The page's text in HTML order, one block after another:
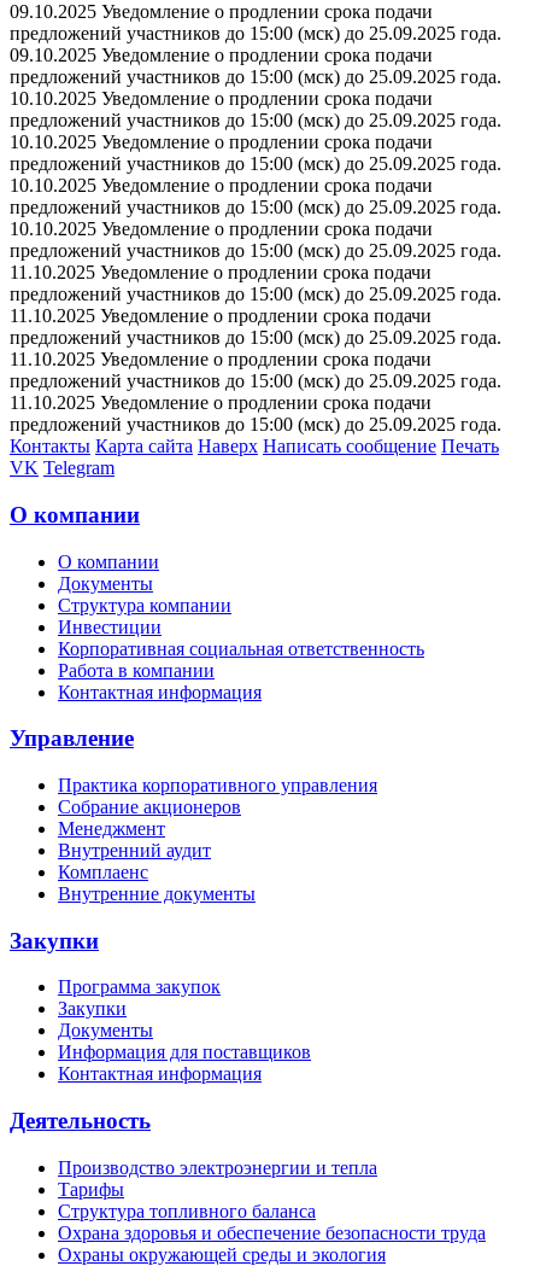
09.10.2025 Уведомление о продлении срока подачи
предложений участников до 15:00 (мск) до 25.09.2025 года.
09.10.2025 Уведомление о продлении срока подачи
предложений участников до 15:00 (мск) до 25.09.2025 года.
10.10.2025 Уведомление о продлении срока подачи
предложений участников до 15:00 (мск) до 25.09.2025 года.
10.10.2025 Уведомление о продлении срока подачи
предложений участников до 15:00 (мск) до 25.09.2025 года.
10.10.2025 Уведомление о продлении срока подачи
предложений участников до 15:00 (мск) до 25.09.2025 года.
10.10.2025 Уведомление о продлении срока подачи
предложений участников до 15:00 (мск) до 25.09.2025 года.
11.10.2025 Уведомление о продлении срока подачи
предложений участников до 15:00 (мск) до 25.09.2025 года.
11.10.2025 Уведомление о продлении срока подачи
предложений участников до 15:00 (мск) до 25.09.2025 года.
11.10.2025 Уведомление о продлении срока подачи
предложений участников до 15:00 (мск) до 25.09.2025 года.
11.10.2025 Уведомление о продлении срока подачи
предложений участников до 15:00 (мск) до 25.09.2025 года.
Контакты Карта сайта Наверх Написать сообщение Печать
VK Telegram
О компании
О компании
Документы
Структура компании
Инвестиции
Корпоративная социальная ответственность
Работа в компании
Контактная информация
Управление
Практика корпоративного управления
Собрание акционеров
Менеджмент
Внутренний аудит
Комплаенс
Внутренние документы
Закупки
Программа закупок
Закупки
Документы
Информация для поставщиков
Контактная информация
Деятельность
Производство электроэнергии и тепла
Тарифы
Структура топливного баланса
Охрана здоровья и обеспечение безопасности труда
Охраны окружающей среды и экология